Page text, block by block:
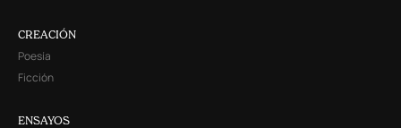
CREACIÓN
Poesía
Ficción
ENSAYOS